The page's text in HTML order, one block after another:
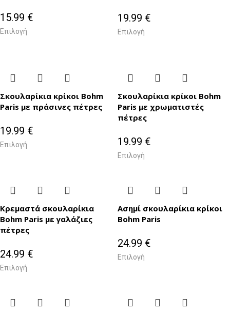
15.99 €
Επιλογή
19.99 €
Επιλογή
Σκουλαρίκια κρίκοι Bohm
Paris με πράσινες πέτρες
19.99 €
Επιλογή
Σκουλαρίκια κρίκοι Bohm
Paris με χρωματιστές
πέτρες
19.99 €
Επιλογή
Κρεμαστά σκουλαρίκια
Bohm Paris με γαλάζιες
πέτρες
24.99 €
Επιλογή
Ασημί σκουλαρίκια κρίκοι
Bohm Paris
24.99 €
Επιλογή